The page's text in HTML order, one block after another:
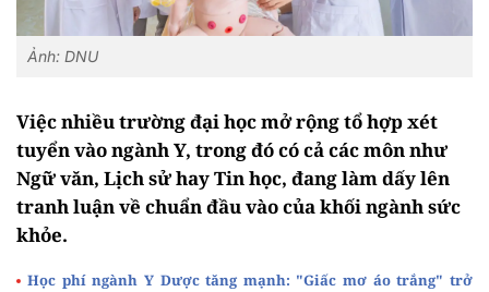
Ảnh: DNU
Việc nhiều trường đại học mở rộng tổ hợp xét
tuyển vào ngành Y, trong đó có cả các môn như
Ngữ văn, Lịch sử hay Tin học, đang làm dấy lên
tranh luận về chuẩn đầu vào của khối ngành sức
khỏe.
Học phí ngành Y Dược tăng mạnh: "Giấc mơ áo trắng" trở